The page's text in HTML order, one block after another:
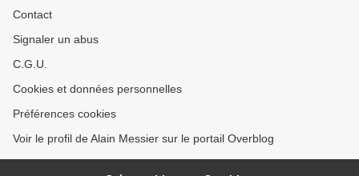
Contact
Signaler un abus
C.G.U.
Cookies et données personnelles
Préférences cookies
Voir le profil de Alain Messier sur le portail Overblog